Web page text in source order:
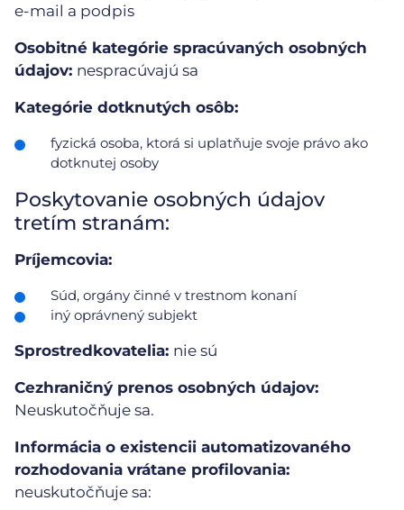
e-mail a podpis
Osobitné kategórie spracúvaných osobných
údajov: nespracúvajú sa
Kategórie dotknutých osôb:
fyzická osoba, ktorá si uplatňuje svoje právo ako
dotknutej osoby
Poskytovanie osobných údajov
tretím stranám:
Príjemcovia:
Súd, orgány činné v trestnom konaní
iný oprávnený subjekt
Sprostredkovatelia: nie sú
Cezhraničný prenos osobných údajov:
Neuskutočňuje sa.
Informácia o existencii automatizovaného
rozhodovania vrátane profilovania:
neuskutočňuje sa: